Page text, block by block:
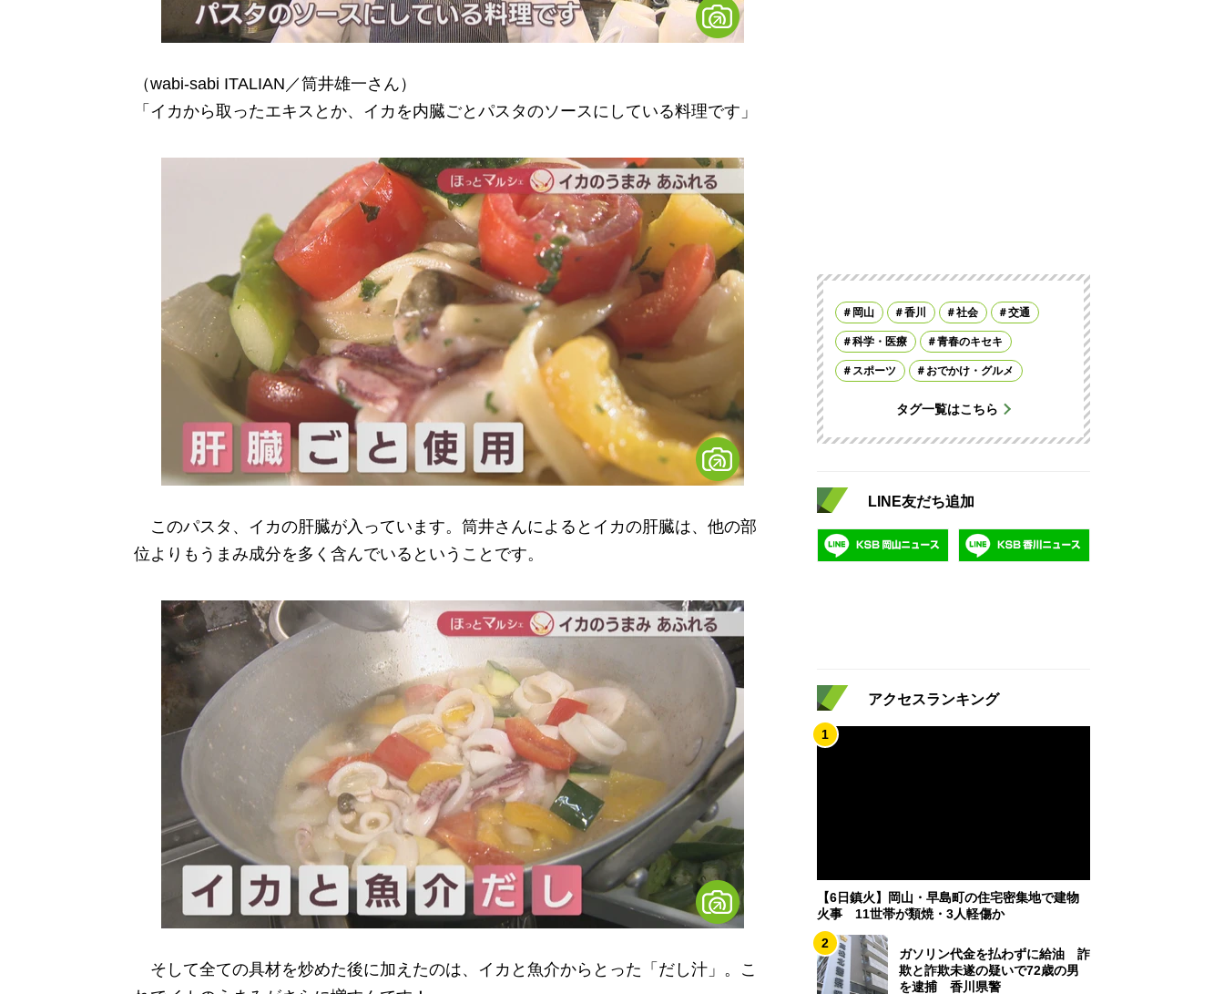
（wabi-sabi ITALIAN／筒井雄一さん）
「イカから取ったエキスとか、イカを内臓ごとパスタのソースにしている料理です」
このパスタ、イカの肝臓が入っています。筒井さんによるとイカの肝臓は、他の部
位よりもうまみ成分を多く含んでいるということです。
そして全ての具材を炒めた後に加えたのは、イカと魚介からとった「だし汁」。こ
岡山 香川 社会 交通
科学・医療 青春のキセキ
スポーツ おでかけ・グルメ
タグ一覧はこちら
LINE友だち追加
アクセスランキング
1
【6日鎮火】岡山・早島町の住宅密集地で建物
火事 11世帯が類焼・3人軽傷か
2
ガソリン代金を払わずに給油 詐
欺と詐欺未遂の疑いで72歳の男
を逮捕 香川県警